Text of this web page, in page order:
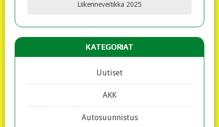
Liikenneveitikka 2025
KATEGORIAT
Uutiset
AKK
Autosuunnistus